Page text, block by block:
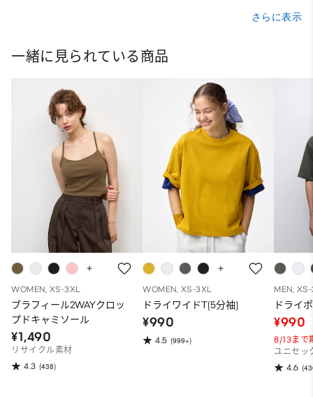
さらに表示
一緒に見られている商品
WOMEN, XS-3XL
ブラフィール2WAYクロッ
プドキャミソール
¥1,490
リサイクル素材
4.3 (438)
WOMEN, XS-3XL
ドライワイドT(5分袖)
¥990
4.5 (999+)
MEN,
ドライ
¥990
8/13まで
ユニセッ
4.6